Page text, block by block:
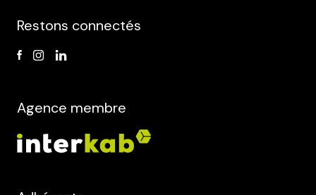
Restons connectés
Agence membre